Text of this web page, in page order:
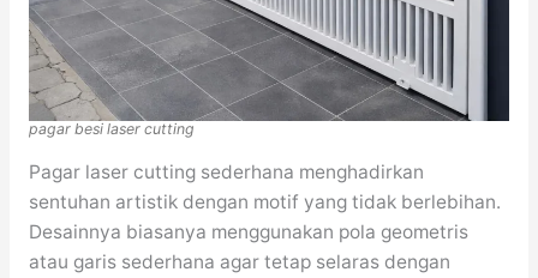
pagar besi laser cutting
Pagar laser cutting sederhana menghadirkan
sentuhan artistik dengan motif yang tidak berlebihan.
Desainnya biasanya menggunakan pola geometris
atau garis sederhana agar tetap selaras dengan